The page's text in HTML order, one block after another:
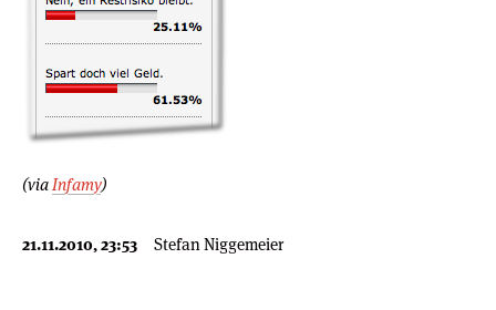
(viaInfamy)
21.11.2010, 23:53 Stefan Niggemeier